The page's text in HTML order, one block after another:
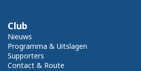
Club
Nieuws
Programma & Uitslagen
Supporters
Contact & Route